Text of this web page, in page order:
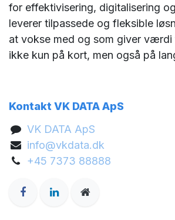
for effektivisering, digitalisering
leverer tilpassede og fleksible
at vokse med og som giver værdi
ikke kun på kort, men også på
Kontakt VK DATA ApS
VK DATA ApS
info@vkdata.dk
+45 7373 88888